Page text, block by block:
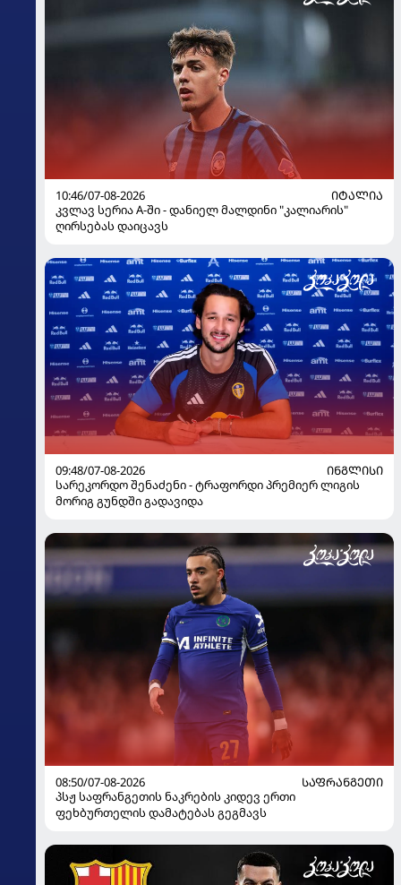
10:46/07-08-2026
ᲘᲢᲐᲚᲘᲐ
კვლავ სერია A-ში - დანიელ მალდინი "კალიარის"
ღირსებას დაიცავს
09:48/07-08-2026
ᲘᲜᲒᲚᲘᲡᲘ
სარეკორდო შენაძენი - ტრაფორდი პრემიერ ლიგის
მორიგ გუნდში გადავიდა
08:50/07-08-2026
ᲡᲐᲤᲠᲐᲜᲒᲔᲗᲘ
პსჟ საფრანგეთის ნაკრების კიდევ ერთი
ფეხბურთელის დამატებას გეგმავს